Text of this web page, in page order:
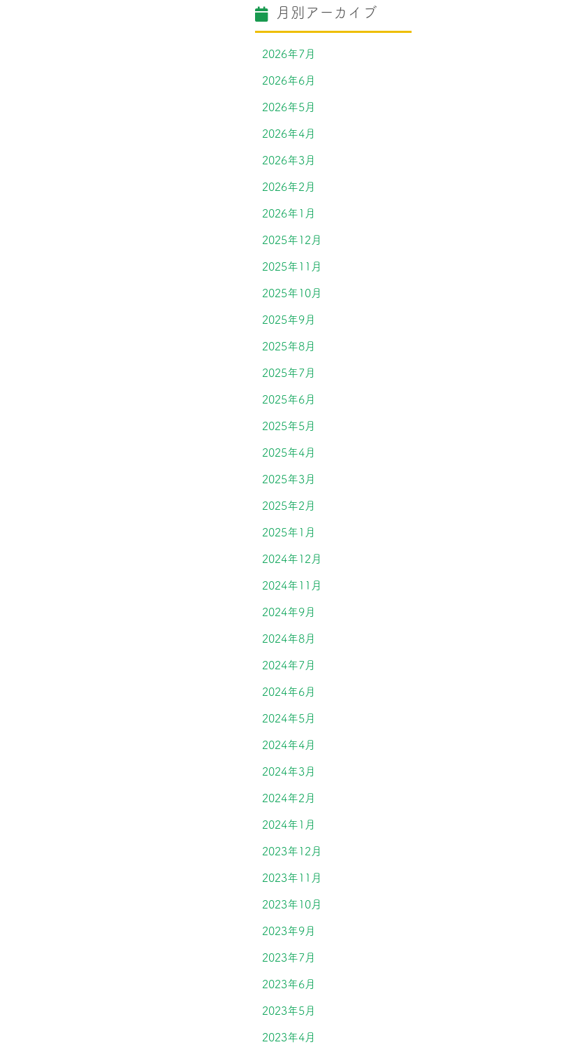
月別アーカイブ
2026年7月
2026年6月
2026年5月
2026年4月
2026年3月
2026年2月
2026年1月
2025年12月
2025年11月
2025年10月
2025年9月
2025年8月
2025年7月
2025年6月
2025年5月
2025年4月
2025年3月
2025年2月
2025年1月
2024年12月
2024年11月
2024年9月
2024年8月
2024年7月
2024年6月
2024年5月
2024年4月
2024年3月
2024年2月
2024年1月
2023年12月
2023年11月
2023年10月
2023年9月
2023年7月
2023年6月
2023年5月
2023年4月